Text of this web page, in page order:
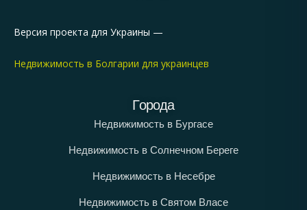
Версия проекта для Украины —
Недвижимость в Болгарии для украинцев
Города
Недвижимость в Бургасе
Недвижимость в Солнечном Береге
Недвижимость в Несебре
Недвижимость в Святом Власе